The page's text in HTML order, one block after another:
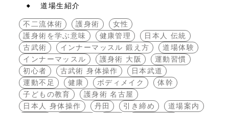
道場生紹介
不二流体術 護身術
女性
護身術を学ぶ意味
健康管理
日本人 伝統
古武術
インナーマッスル 鍛え方
道場体験
インナーマッスル
護身術 大阪
運動習慣
初心者
古武術 身体操作
日本武道
運動不足
健康 ボディメイク
体幹
子どもの教育
護身術 名古屋
日本人 身体操作
丹田 引き締め
道場案内